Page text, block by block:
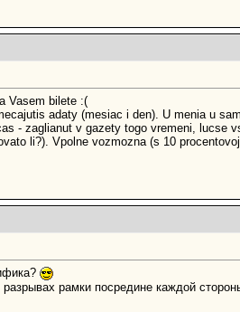
Vasem bilete :(
adaty (mesiac i den). U menia u
- zaglianut v gazety togo vremeni, lucse
li?). Vpolne vozmozna (s 10
рамки посредине каждой